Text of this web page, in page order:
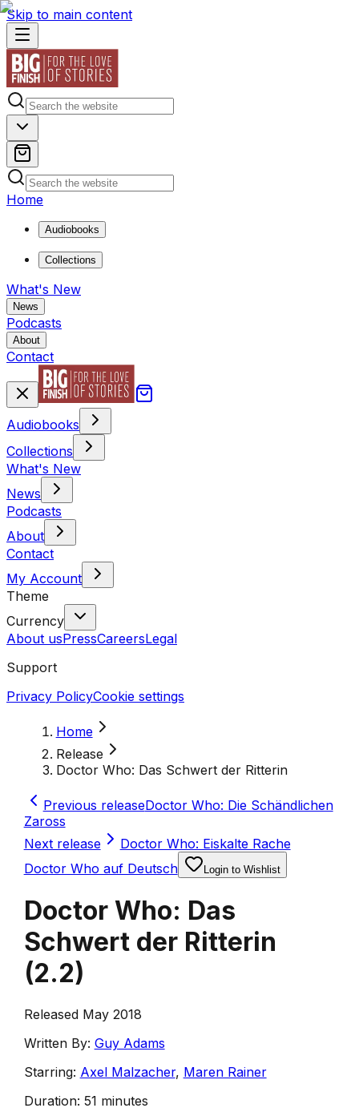
Skip to main content
Home
Audiobooks
Collections
What's New
News
Podcasts
About
Contact
Audiobooks
Collections
What's New
News
Podcasts
About
Contact
My Account
Theme
Currency
About usPressCareersLegal
Support
Privacy PolicyCookie settings
Home
Release
Doctor Who: Das Schwert der Ritterin
Previous releaseDoctor Who: Die Schändlichen
Zaross
Next release
Doctor Who: Eiskalte Rache
Doctor Who auf Deutsch
Login to Wishlist
Doctor Who: Das
Schwert der Ritterin
(2.2)
Released May 2018
Written By: Guy Adams
Starring: Axel Malzacher, Maren Rainer
Duration: 51 minutes